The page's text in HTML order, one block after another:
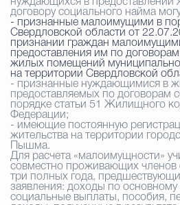
нуждающихся в
договору социального найма
- признанные малоимущими в
Свердловской области от
признании граждан
предоставления им по
жилых помещений
на территории Свердловской
- признанные нуждающимися в
предоставляемых по договорам
порядке статьи 51 Жилищного
Федерации;
- имеющие постоянную
жительства на территории
Пышма.
Для расчета «малоимущности»
совместно проживающих членов
три полных года,
заявления: доходы по основному
социальные выплаты, пособия,